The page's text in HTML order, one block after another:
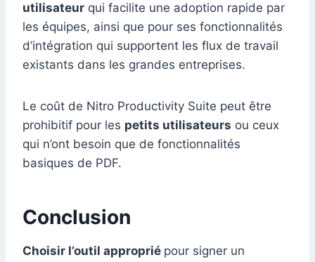
utilisateur qui facilite une adoption rapide par
les équipes, ainsi que pour ses fonctionnalités
d’intégration qui supportent les flux de travail
existants dans les grandes entreprises.
Le coût de Nitro Productivity Suite peut être
prohibitif pour les petits utilisateurs ou ceux
qui n’ont besoin que de fonctionnalités
basiques de PDF.
Conclusion
Choisir l’outil approprié pour signer un